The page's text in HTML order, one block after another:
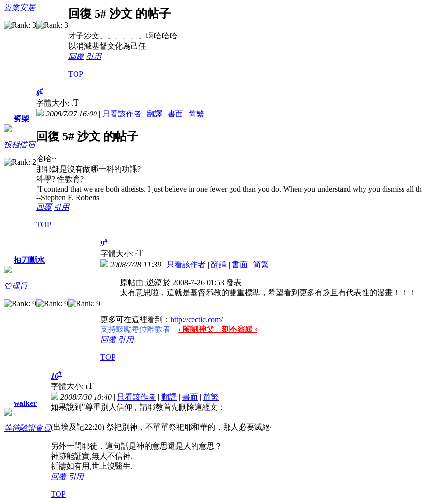
置業安居 回復 5# 沙文 的帖子
才子沙文。。。。。。啊哈哈哈
以消滅基督文化為己任
回覆 引用
TOP
劈柴
投棧借宿
8#
字體大小: tT
2008/7/27 16:00 | 只看該作者 | 翻譯 | 書面 | 简繁
回復 5# 沙文 的帖子
哈哈~
那耶穌是沒有做哪一科的功課?
科學? 性教育?
"I contend that we are both atheists. I just believe in one fewer god than you do. When you understand why you dismiss all
--Stephen F. Roberts
回覆 引用
TOP
抽刀斷水
管理員
9#
字體大小: tT
2008/7/28 11:39 | 只看該作者 | 翻譯 | 書面 | 简繁
原帖由 逆源於 2008-7-26 01:53 發表
太有意思啦，這就是基督邪教的雙重標準，希望看到更多有趣且有代表性的漫畫！！！
更多可在這裡看到： http://cectic.com/
支持鼓勵每位離教者
› 閹割神父 刻不容緩 ‹
回覆 引用
TOP
walker
等待驗證會員
10#
字體大小: tT
2008/7/30 10:40 | 只看該作者 | 翻譯 | 書面 | 简繁
如果說到"尊重別人信仰，請耶教首先刪除這經文：
(出埃及記22:20) 祭祀別神，不單單祭祀耶和華的，那人必要滅絕‧
另外一問耶徒，這句話是神的意思還是人的意思？
神跡能証實,無人不信神.
祈禱如有用,世上沒醫生.
回覆 引用
TOP